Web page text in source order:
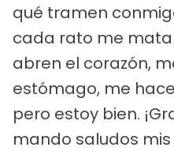
qué tramen
cada rato me
abren el corazón,
estómago, me
pero estoy bien.
mando saludos